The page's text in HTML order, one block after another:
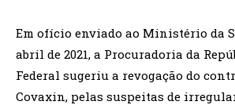
Em ofício enviado ao Ministério da
abril de 2021, a Procuradoria da
Federal sugeriu a revogação do
Covaxin, pelas suspeitas de